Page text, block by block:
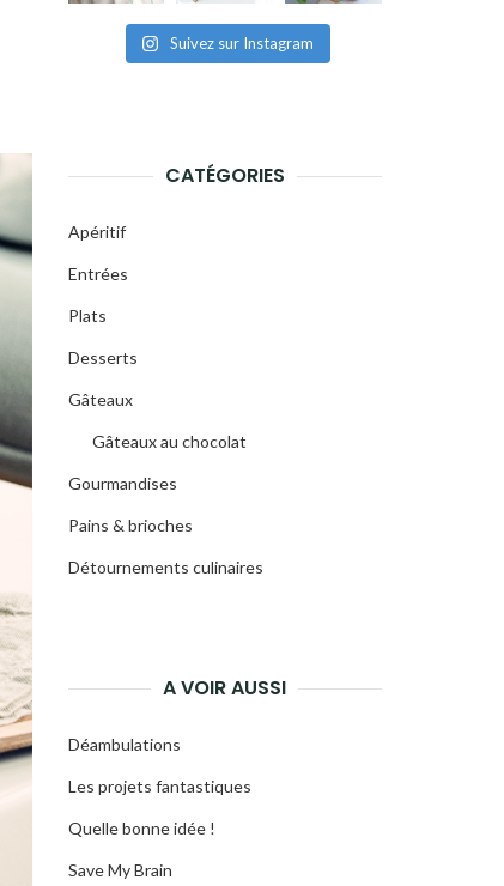
Suivez sur Instagram
CATÉGORIES
Apéritif
Entrées
Plats
Desserts
Gâteaux
Gâteaux au chocolat
Gourmandises
Pains & brioches
Détournements culinaires
A VOIR AUSSI
Déambulations
Les projets fantastiques
Quelle bonne idée !
Save My Brain